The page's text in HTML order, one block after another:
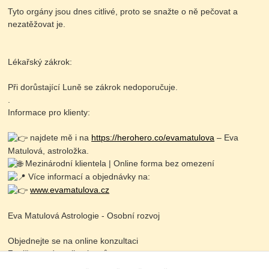
Tyto orgány jsou dnes citlivé, proto se snažte o ně pečovat a
nezatěžovat je.
Lékařský zákrok:
Při dorůstající Luně se zákrok nedoporučuje.
.
Informace pro klienty:
najdete mě i na https://herohero.co/evamatulova – Eva
Matulová, astroložka.
Mezinárodní klientela | Online forma bez omezení
Více informací a objednávky na:
www.evamatulova.cz
Eva Matulová Astrologie - Osobní rozvoj
Objednejte se na online konzultaci
Zapište se do online kurzů